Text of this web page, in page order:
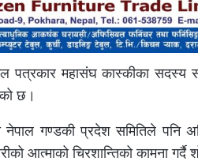
पत्रकार महासंघ कास्कीका
छ।
नेपाल गण्डकी प्रदेश समितिले पनि
आत्माको चिरशान्तिको कामना